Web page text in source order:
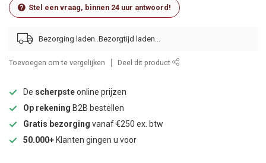
Stel een vraag, binnen 24 uur antwoord!
Bezorging laden..
Toevoegen om te vergelijken Deel dit product
De scherpsteonline prijzen
Op rekening B2B bestellen
Gratis bezorging vanaf €250 ex. btw
50.000+ Klanten gingen u voor